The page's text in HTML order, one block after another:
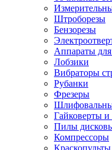
Штроборезы
Бензорезы
Аппараты
Лобзики
Вибраторы
Рубанки
Фрезеры
Гайковерты
Пилы
Компрессоры